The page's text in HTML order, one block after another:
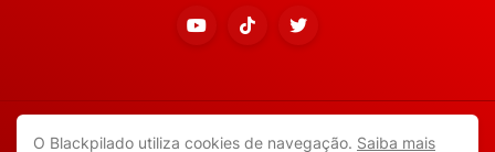
Copyright ©2026Todos os direitos reservados.
O Blackpilado utiliza cookies de navegação. Saiba mais